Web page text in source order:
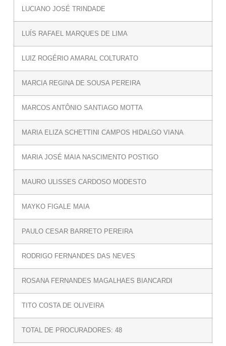
LUCIANO JOSÉ TRINDADE
LUÍS RAFAEL MARQUES DE LIMA
LUIZ ROGÉRIO AMARAL COLTURATO
MARCIA REGINA DE SOUSA PEREIRA
MARCOS ANTÔNIO SANTIAGO MOTTA
MARIA ELIZA SCHETTINI CAMPOS HIDALGO VIANA
MARIA JOSÉ MAIA NASCIMENTO POSTIGO
MAURO ULISSES CARDOSO MODESTO
MAYKO FIGALE MAIA
PAULO CESAR BARRETO PEREIRA
RODRIGO FERNANDES DAS NEVES
ROSANA FERNANDES MAGALHAES BIANCARDI
TITO COSTA DE OLIVEIRA
TOTAL DE PROCURADORES: 48